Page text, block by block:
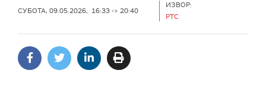
СУБОТА, 09.05.2026, 16:33 -> 20:40
ИЗВОР:
РТС